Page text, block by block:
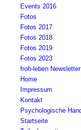
Events 2016
Fotos
Fotos 2017
Fotos 2018
Fotos 2019
Fotos 2023
froh-leben Newsletter
Home
Impressum
Kontakt
Psychologische
Startseite